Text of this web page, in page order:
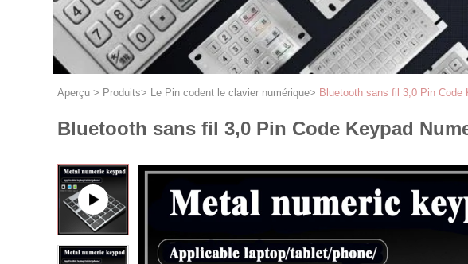
Aperçu > Produits> Le Pin codent le clavier numérique> Bluetooth sans fil 3,0 Pin Code
Bluetooth sans fil 3,0 Pin Code Keypad